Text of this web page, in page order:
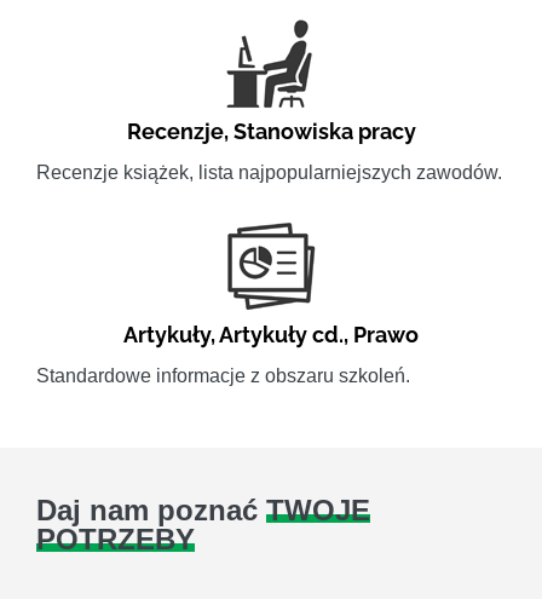
Recenzje,Stanowiska pracy
Recenzje książek, lista najpopularniejszych zawodów.
Artykuły,Artykuły cd., Prawo
Standardowe informacje z obszaru szkoleń.
Daj nam poznać TWOJE
POTRZEBY